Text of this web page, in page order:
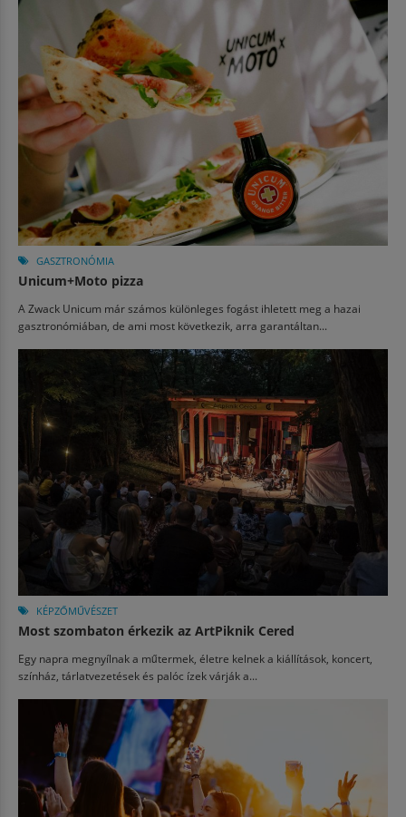
GASZTRONÓMIA
Unicum+Moto pizza
A Zwack Unicum már számos különleges fogást ihletett meg a hazai
gasztronómiában, de ami most következik, arra garantáltan...
KÉPZŐMŰVÉSZET
Most szombaton érkezik az ArtPiknik Cered
Egy napra megnyílnak a műtermek, életre kelnek a kiállítások, koncert,
színház, tárlatvezetések és palóc ízek várják a...